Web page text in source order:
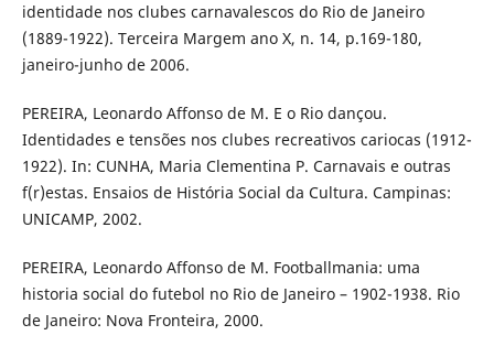
identidade nos clubes carnavalescos do Rio de Janeiro
(1889-1922). Terceira Margem ano X, n. 14, p.169-180,
janeiro-junho de 2006.
PEREIRA, Leonardo Affonso de M. E o Rio dançou.
Identidades e tensões nos clubes recreativos cariocas (1912-
1922). In: CUNHA, Maria Clementina P. Carnavais e outras
f(r)estas. Ensaios de História Social da Cultura. Campinas:
UNICAMP, 2002.
PEREIRA, Leonardo Affonso de M. Footballmania: uma
historia social do futebol no Rio de Janeiro – 1902-1938. Rio
de Janeiro: Nova Fronteira, 2000.